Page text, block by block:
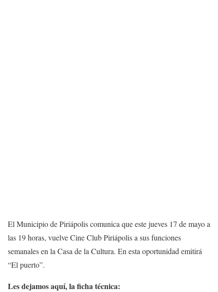
El Municipio de Piriápolis comunica que este jueves 17 de mayo a
las 19 horas, vuelve Cine Club Piriápolis a sus funciones
semanales en la Casa de la Cultura. En esta oportunidad emitirá
“El puerto”.
Les dejamos aquí, la ficha técnica: